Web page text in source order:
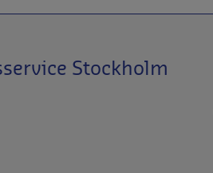
Stockholm